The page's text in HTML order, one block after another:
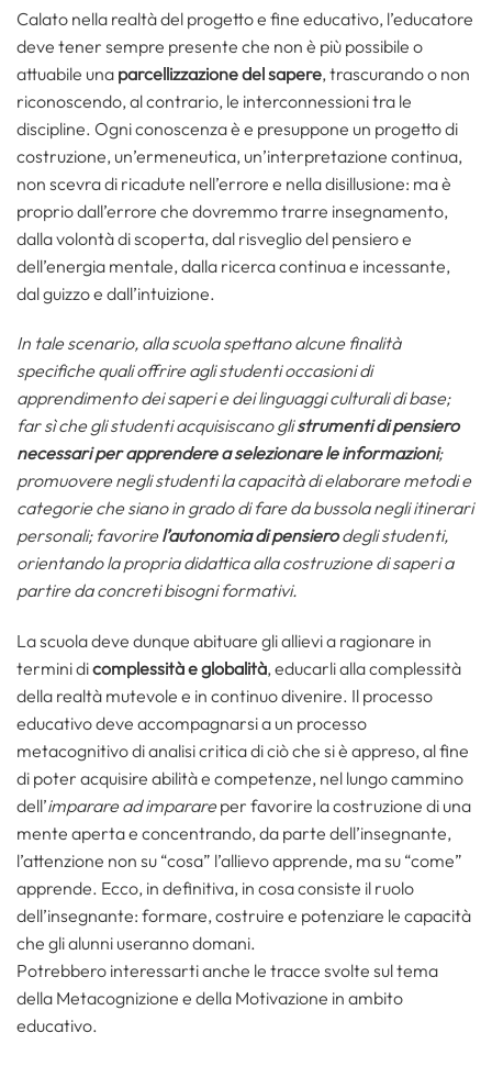
Calato nella realtà del progetto e fine educativo, l’educatore
deve tener sempre presente che non è più possibile o
attuabile una parcellizzazione del sapere, trascurando o non
riconoscendo, al contrario, le interconnessioni tra le
discipline. Ogni conoscenza è e presuppone un progetto di
costruzione, un’ermeneutica, un’interpretazione continua,
non scevra di ricadute nell’errore e nella disillusione: ma è
proprio dall’errore che dovremmo trarre insegnamento,
dalla volontà di scoperta, dal risveglio del pensiero e
dell’energia mentale, dalla ricerca continua e incessante,
dal guizzo e dall’intuizione.
In tale scenario, alla scuola spettano alcune finalità
specifiche quali offrire agli studenti occasioni di
apprendimento dei saperi e dei linguaggi culturali di base;
far sì che gli studenti acquisiscano glistrumenti di pensiero
necessari per apprendere a selezionare le informazioni;
promuovere negli studenti la capacità di elaborare metodi e
categorie che siano in grado di fare da bussola negli itinerari
personali; favorirel’autonomia di pensierodegli studenti,
orientando la propria didattica alla costruzione di saperi a
partire da concreti bisogni formativi.
La scuola deve dunque abituare gli allievi a ragionare in
termini dicomplessità e globalità, educarli alla complessità
della realtà mutevole e in continuo divenire. Il processo
educativo deve accompagnarsi a un processo
metacognitivo di analisi critica di ciò che si è appreso, al fine
di poter acquisire abilità e competenze, nel lungo cammino
dell’imparare ad imparareper favorire la costruzione di una
mente aperta e concentrando, da parte dell’insegnante,
l’attenzione non su “cosa” l’allievo apprende, ma su “come”
apprende. Ecco, in definitiva, in cosa consiste il ruolo
dell’insegnante: formare, costruire e potenziare le capacità
che gli alunni useranno domani.
Potrebbero interessarti anche le tracce svolte sul tema
della Metacognizione e della Motivazione in ambito
educativo.